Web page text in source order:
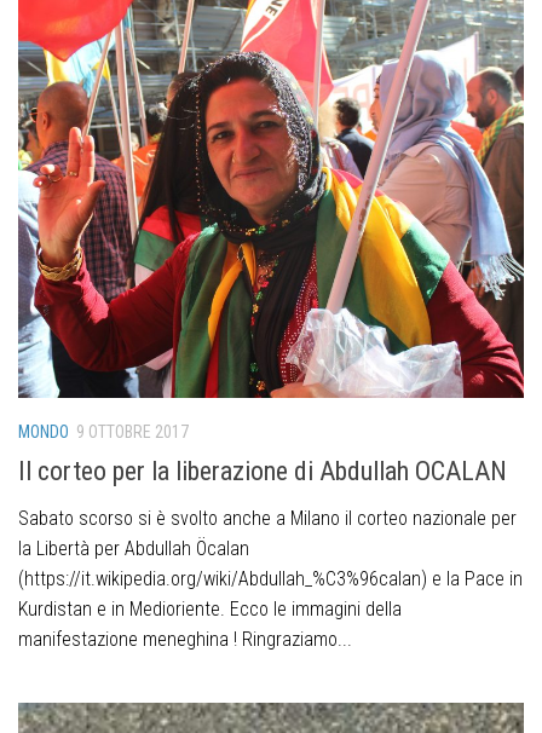
MONDO 9 OTTOBRE 2017
Il corteo per la liberazione di Abdullah OCALAN
Sabato scorso si è svolto anche a Milano il corteo nazionale per
la Libertà per Abdullah Öcalan
(https://it.wikipedia.org/wiki/Abdullah_%C3%96calan) e la Pace in
Kurdistan e in Medioriente. Ecco le immagini della
manifestazione meneghina ! Ringraziamo...